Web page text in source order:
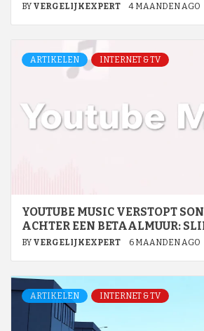
BY VERGELIJKEXPERT 4 MAANDEN AGO
ARTIKELEN INTERNET & TV
YOUTUBE MUSIC VERSTOPT
ACHTER EEN BETAALMUUR:
BY VERGELIJKEXPERT 6 MAANDEN AGO
ARTIKELEN INTERNET & TV